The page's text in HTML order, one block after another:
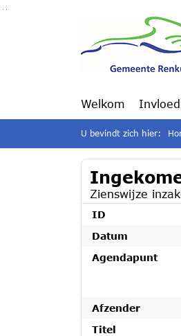
Ga naar de inhoud van deze
Welkom
U bevindt zich hier:
Zienswijze
ID
Datum
Agendapunt
Afzender
Titel